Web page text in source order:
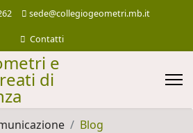
sede@collegiogeometri.mb.it
Contatti
Blog